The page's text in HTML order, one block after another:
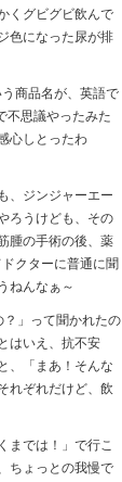
くグビグビ飲んで
色になった尿が排
商品名が、英語で
不思議やったみた
心しとったわ
、ジンジャーエー
ろうけども、その
腫の手術の後、薬
クターに普通に聞
ねんなぁ～
」って聞かれたの
はいえ、抗不安
、「まあ！そんな
れぞれだけど、飲
までは！」で行こ
ちょっとの我慢で